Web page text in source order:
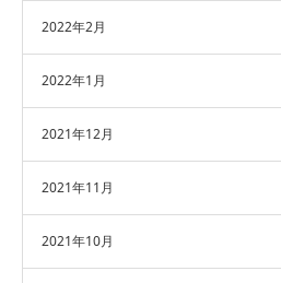
2022年2月
2022年1月
2021年12月
2021年11月
2021年10月